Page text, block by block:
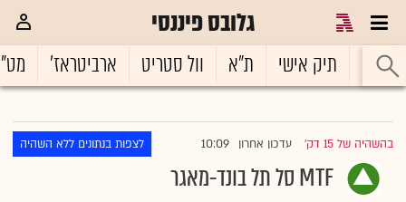
גלובס פיננסי
ראשי תיק אישי ת"א וול סטריט ארביטראז'
בהשהיה של 15 דק' |עדכון אחרון 10:09 לצפות בנתונים ללא השהיה
MTF סל תל בונד-מאגר